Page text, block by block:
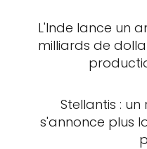
L'Inde lance un
milliards de
Stellantis :
s'annonce plus